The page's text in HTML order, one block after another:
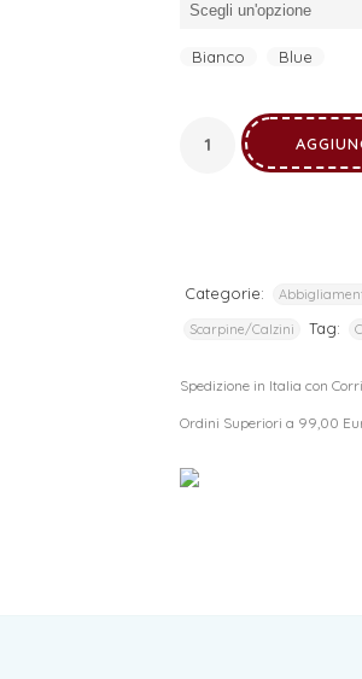
Bianco Blue
Categorie:
Scarpine/Calzini Tag:
Spedizione in Italia con
Ordini Superiori a 99,00